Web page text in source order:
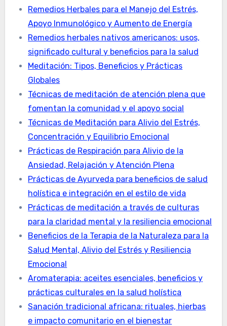
Remedios Herbales para el Manejo del Estrés,
Apoyo Inmunológico y Aumento de Energía
Remedios herbales nativos americanos: usos,
significado cultural y beneficios para la salud
Meditación: Tipos, Beneficios y Prácticas
Globales
Técnicas de meditación de atención plena que
fomentan la comunidad y el apoyo social
Técnicas de Meditación para Alivio del Estrés,
Concentración y Equilibrio Emocional
Prácticas de Respiración para Alivio de la
Ansiedad, Relajación y Atención Plena
Prácticas de Ayurveda para beneficios de salud
holística e integración en el estilo de vida
Prácticas de meditación a través de culturas
para la claridad mental y la resiliencia emocional
Beneficios de la Terapia de la Naturaleza para la
Salud Mental, Alivio del Estrés y Resiliencia
Emocional
Aromaterapia: aceites esenciales, beneficios y
prácticas culturales en la salud holística
Sanación tradicional africana: rituales, hierbas
e impacto comunitario en el bienestar